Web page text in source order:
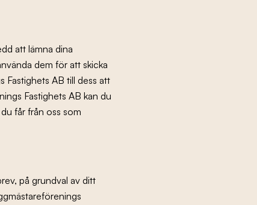
att lämna dina
dem för att skicka
AB till dess att
Fastighets AB kan du
får från oss som
på grundval av ditt